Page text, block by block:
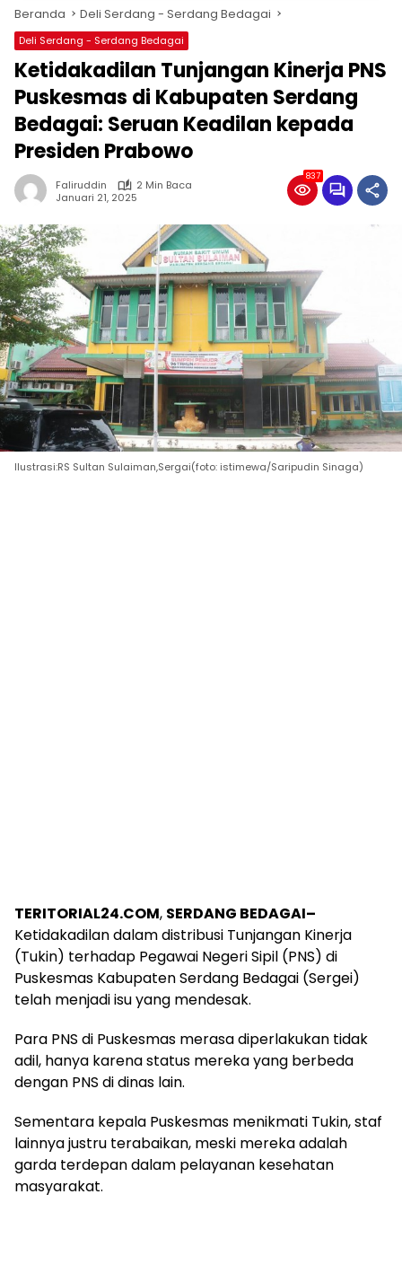
Beranda Deli Serdang - Serdang Bedagai
Deli Serdang - Serdang Bedagai
Ketidakadilan Tunjangan Kinerja PNS
Puskesmas di Kabupaten Serdang
Bedagai: Seruan Keadilan kepada
Presiden Prabowo
Faliruddin
2 Min Baca
Januari 21, 2025
837
Ilustrasi:RS Sultan Sulaiman,Sergai(foto: istimewa/Saripudin Sinaga)
TERITORIAL24.COM, SERDANG BEDAGAI–
Ketidakadilan dalam distribusi Tunjangan Kinerja
(Tukin) terhadap Pegawai Negeri Sipil (PNS) di
Puskesmas Kabupaten Serdang Bedagai (Sergei)
telah menjadi isu yang mendesak.
Para PNS di Puskesmas merasa diperlakukan tidak
adil, hanya karena status mereka yang berbeda
dengan PNS di dinas lain.
Sementara kepala Puskesmas menikmati Tukin, staf
lainnya justru terabaikan, meski mereka adalah
garda terdepan dalam pelayanan kesehatan
masyarakat.